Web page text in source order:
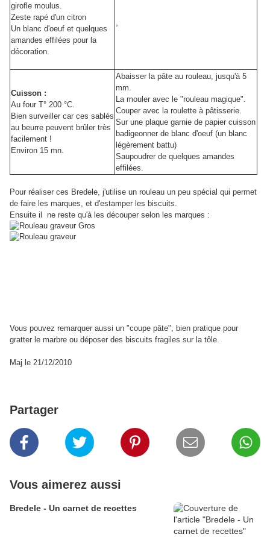
girofle moulus.
Zeste rapé d'un citron
Un blanc d'oeuf et quelques
amandes effilées pour la
décoration.
Cuisson :
Au four T° 200 °C.
Bien surveiller car ces sablés
au beurre peuvent brûler très
facilement !
Environ 15 mn.
Abaisser la pâte au rouleau, jusqu'à 5
mm.
La mouler avec le "rouleau magique".
Couper avec la roulette à pâtisserie.
Sur une plaque garnie de papier cuisson
badigeonner de blanc d'oeuf (un blanc
légèrement battu)
Saupoudrer de quelques amandes
effilées.
Pour réaliser ces Bredele, j'utilise un rouleau un peu spécial qui permet
de faire les marques, et d'estamper les biscuits.
Ensuite il ne reste qu'à les découper selon les marques :
Vous pouvez remarquer aussi un "coupe pâte", bien pratique pour
gratter le marbre ou déposer des biscuits fragiles sur la tôle.
Maj le 21/12/2010
Partager
Vous aimerez aussi
Bredele - Un carnet de recettes